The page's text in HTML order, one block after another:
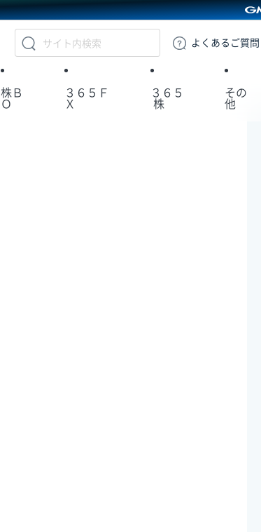
GMOクリック証券
よくある ご質問
株Ｂ
Ｏ
３６５Ｆ
Ｘ
３６５
株
その
他